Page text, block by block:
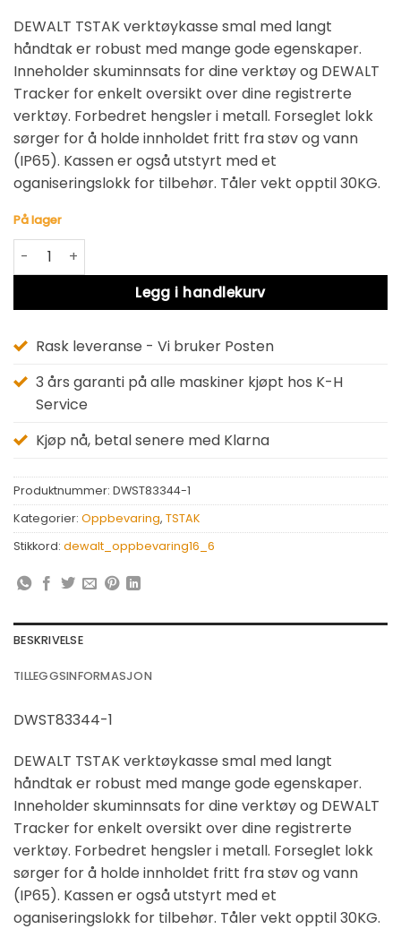
DEWALT TSTAK verktøykasse smal med langt
håndtak er robust med mange gode egenskaper.
Inneholder skuminnsats for dine verktøy og DEWALT
Tracker for enkelt oversikt over dine registrerte
verktøy. Forbedret hengsler i metall. Forseglet lokk
sørger for å holde innholdet fritt fra støv og vann
(IP65). Kassen er også utstyrt med et
oganiseringslokk for tilbehør. Tåler vekt opptil 30KG.
På lager
DEWALT TSTAK verktøykasse smal med langt håndtak
Legg i handlekurv
Alternative:
Rask leveranse - Vi bruker Posten
3 års garanti på alle maskiner kjøpt hos K-H
Service
Kjøp nå, betal senere med Klarna
Produktnummer: DWST83344-1
Kategorier: Oppbevaring, TSTAK
Stikkord: dewalt_oppbevaring16_6
BESKRIVELSE
TILLEGGSINFORMASJON
DWST83344-1
DEWALT TSTAK verktøykasse smal med langt
håndtak er robust med mange gode egenskaper.
Inneholder skuminnsats for dine verktøy og DEWALT
Tracker for enkelt oversikt over dine registrerte
verktøy. Forbedret hengsler i metall. Forseglet lokk
sørger for å holde innholdet fritt fra støv og vann
(IP65). Kassen er også utstyrt med et
oganiseringslokk for tilbehør. Tåler vekt opptil 30KG.